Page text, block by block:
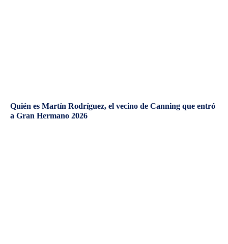
Quién es Martín Rodríguez, el vecino de Canning que entró
a Gran Hermano 2026